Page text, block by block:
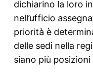
dichiarino la loro
nell’ufficio
priorità è
delle sedi nella
siano più